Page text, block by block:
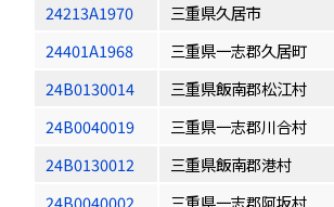
24213A1970
三重県久居市
24401A1968
三重県一志郡久居町
24B0130014
三重県飯南郡松江村
24B0040019
三重県一志郡川合村
24B0130012
三重県飯南郡港村
24B0040002
三重県一志郡阿坂村